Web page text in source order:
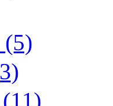
(5)